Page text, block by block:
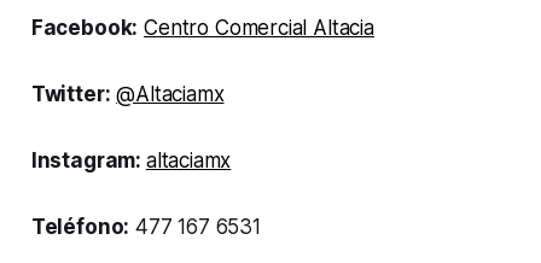
Facebook: Centro Comercial Altacia
Twitter: @Altaciamx
Instagram: altaciamx
Teléfono: 477 167 6531